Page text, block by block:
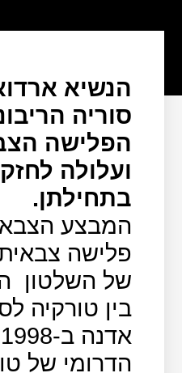
הנשיא
סוריה
הפלישה
ועלולה
בתחילתן.
המבצע
פלישה
של השלטון
בין טורקיה
הדרומי של